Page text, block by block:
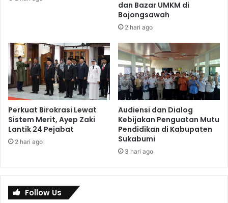
dan Bazar UMKM di
Bojongsawah
2 hari ago
Perkuat Birokrasi Lewat
Sistem Merit, Ayep Zaki
Lantik 24 Pejabat
2 hari ago
Audiensi dan Dialog
Kebijakan Penguatan Mutu
Pendidikan di Kabupaten
Sukabumi
3 hari ago
Follow Us